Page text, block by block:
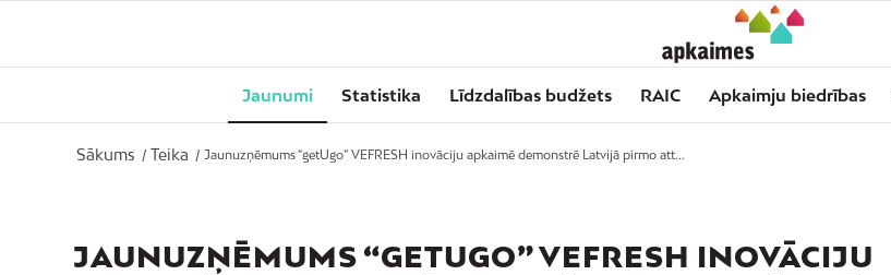
Jaunumi Statistika Līdzdalības budžets RAIC Apkaimju biedrības
Sākums / Teika / Jaunuzņēmums “getUgo” VEFRESH inovāciju apkaimē demonstrē Latvijā pirmo att...
JAUNUZŅĒMUMS “GETUGO” VEFRESH INOVĀCIJU